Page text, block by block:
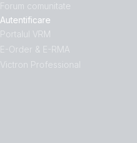
Forum comunitate
Autentificare
Portalul VRM
E-Order & E-RMA
Victron Professional